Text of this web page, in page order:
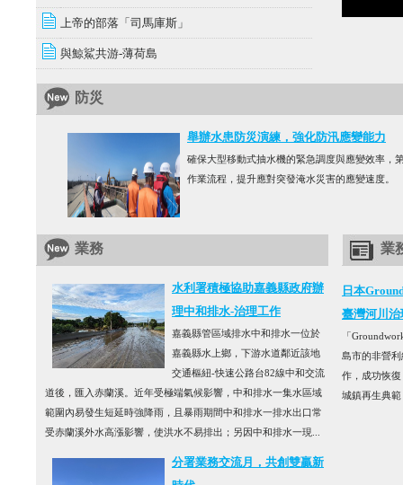
上帝的部落「司馬庫斯」
與鯨鯊共游-薄荷島
防災
舉辦水患防災演練，強化防汛應變能力
確保大型移動式抽水機的緊急調度與應變效率，
作業流程，提升應對突發淹水災害的應變速度。
業務
水利署積極協助嘉義縣政府辦
理中和排水-治理工作
嘉義縣管區域排水中和排水一位於
嘉義縣水上鄉，下游水道鄰近該地
交通樞紐-快速公路台82線中和交流
道後，匯入赤蘭溪。近年受極端氣候影響，中和排水一集水區域
範圍內易發生短延時強降雨，且暴雨期間中和排水一排水出口常
受赤蘭溪外水高漲影響，使洪水不易排出；另因中和排水一現...
分署業務交流月，共創雙贏新
業
日本
臺灣河川
「
島市的非營
作，成功恢
城鎮再生典